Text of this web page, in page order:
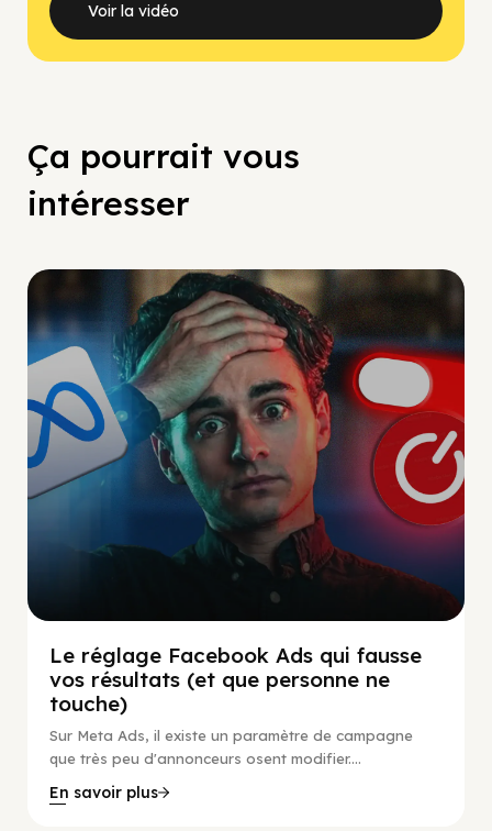
Voir la vidéo
Ça pourrait vous
intéresser
Social Scaling
Le réglage Facebook Ads qui fausse
vos résultats (et que personne ne
touche)
Sur Meta Ads, il existe un paramètre de campagne
que très peu d'annonceurs osent modifier....
En savoir plus